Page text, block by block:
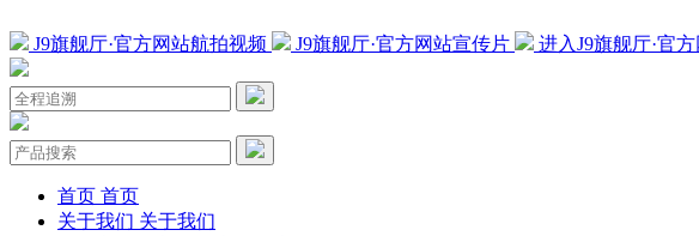
J9旗舰厅·官方网站航拍视频 J9旗舰厅·官方网站宣传片 进入J9旗舰厅·官
首页 首页
关于我们 关于我们